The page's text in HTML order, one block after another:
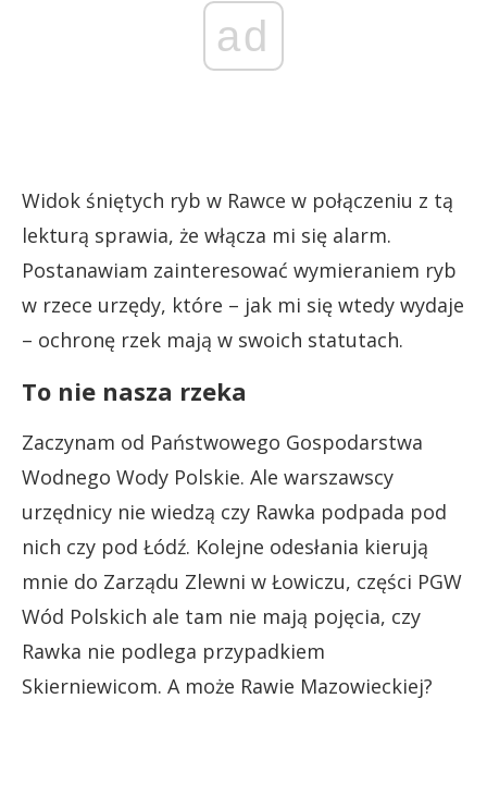
ad
Widok śniętych ryb w Rawce w połączeniu z tą
lekturą sprawia, że włącza mi się alarm.
Postanawiam zainteresować wymieraniem ryb
w rzece urzędy, które – jak mi się wtedy wydaje
– ochronę rzek mają w swoich statutach.
To nie nasza rzeka
Zaczynam od Państwowego Gospodarstwa
Wodnego Wody Polskie. Ale warszawscy
urzędnicy nie wiedzą czy Rawka podpada pod
nich czy pod Łódź. Kolejne odesłania kierują
mnie do Zarządu Zlewni w Łowiczu, części PGW
Wód Polskich ale tam nie mają pojęcia, czy
Rawka nie podlega przypadkiem
Skierniewicom. A może Rawie Mazowieckiej?